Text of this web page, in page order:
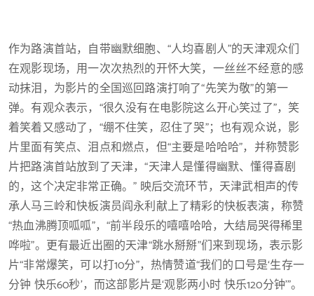
作为路演首站，自带幽默细胞、“人均喜剧人”的天津观众们
在观影现场，用一次次热烈的开怀大笑，一丝丝不经意的感
动抹泪，为影片的全国巡回路演打响了“先笑为敬”的第一
弹。有观众表示，“很久没有在电影院这么开心笑过了”，笑
着笑着又感动了，“绷不住笑，忍住了哭”；也有观众说，影
片里面有笑点、泪点和燃点，但“主要是哈哈哈”，并称赞影
片把路演首站放到了天津，“天津人是懂得幽默、懂得喜剧
的，这个决定非常正确。” 映后交流环节，天津武相声的传
承人马三岭和快板演员阎永利献上了精彩的快板表演，称赞
“热血沸腾顶呱呱”，“前半段乐的嘻嘻哈哈，大结局哭得稀里
哗啦”。更有最近出圈的天津“跳水掰掰”们来到现场，表示影
片“非常爆笑，可以打10分”，热情赞道“我们的口号是‘生存一
分钟 快乐60秒’，而这部影片是‘观影两小时 快乐120分钟’”。